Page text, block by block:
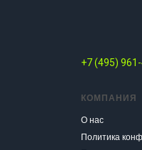
КОМПАНИЯ
О нас
Политика
+7 (495)